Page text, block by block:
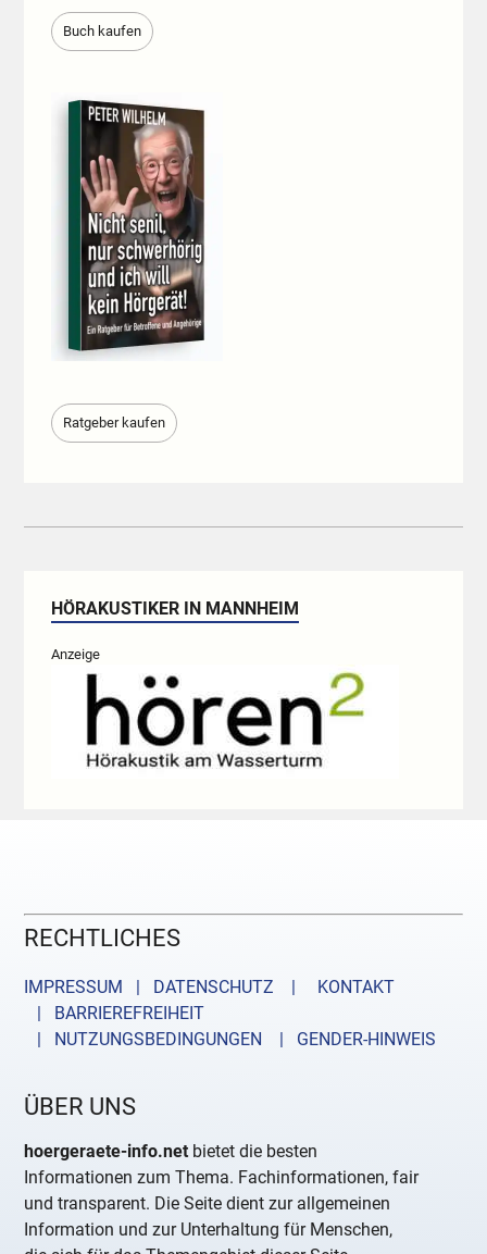
Buch kaufen
Ratgeber kaufen
HÖRAKUSTIKER IN MANNHEIM
Anzeige
RECHTLICHES
IMPRESSUM | DATENSCHUTZ |
KONTAKT
| BARRIEREFREIHEIT
| NUTZUNGSBEDINGUNGEN
| GENDER-HINWEIS
ÜBER UNS
hoergeraete-info.net bietet die besten
Informationen zum Thema. Fachinformationen, fair
und transparent. Die Seite dient zur allgemeinen
Information und zur Unterhaltung für Menschen,